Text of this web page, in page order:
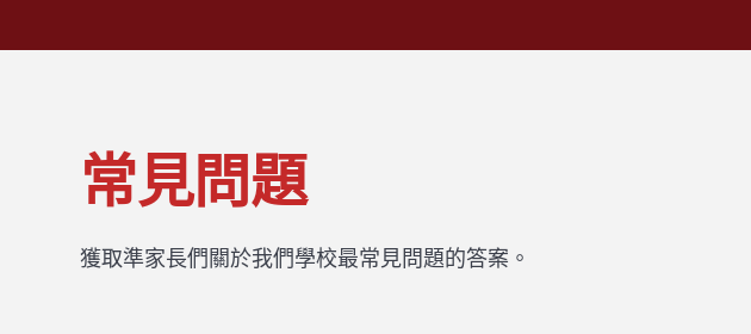
常見問題
獲取準家長們關於我們學校最常見問題的答案。